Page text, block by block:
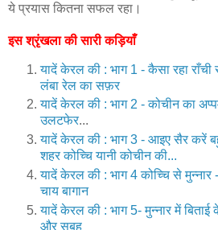
ये प्रयास कितना सफल रहा।
इस श्रृंखला की सारी कड़ियाँ
यादें केरल की : भाग 1 - कैसा रहा
लंबा रेल का सफ़र
यादें केरल की : भाग 2 - कोचीन का
उलटफेर...
यादें केरल की : भाग 3 - आइए सैर करें
शहर कोच्चि यानी कोचीन की...
यादें केरल की : भाग 4 कोच्चि से
चाय बागान
यादें केरल की : भाग 5- मुन्नार में
और सुबह